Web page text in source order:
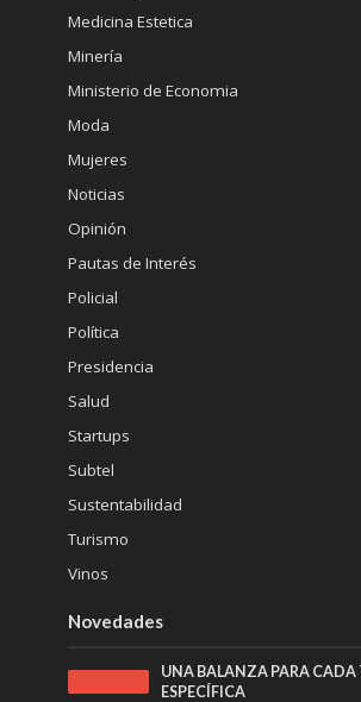
Medicina Estetica
Minería
Ministerio de Economia
Moda
Mujeres
Noticias
Opinión
Pautas de Interés
Policial
Política
Presidencia
Salud
Startups
Subtel
Sustentabilidad
Turismo
Vinos
Novedades
UNA BALANZA PARA CADA
ESPECÍFICA